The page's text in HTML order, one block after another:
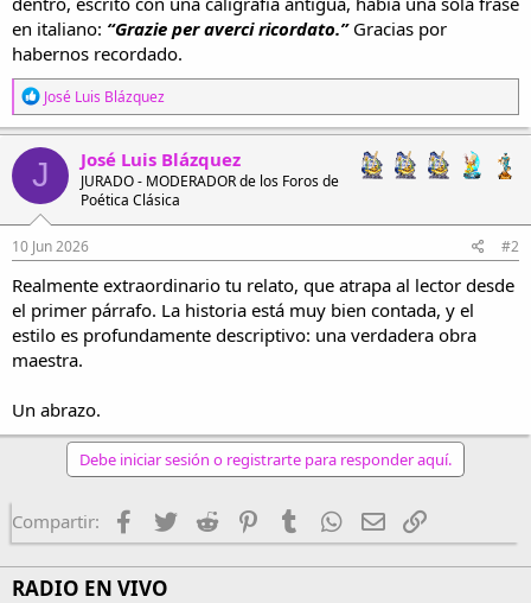
en italiano: “Grazie per averci ricordato.”Gracias por
habernos recordado.
R
e
a
c
c
i
o
n
e
s
:
José Luis Blázquez
J José Luis Blázquez
JURADO - MODERADOR de los Foros de
Poética Clásica
10 Jun 2026 #2
Realmente extraordinario tu relato, que atrapa al lector desde
el primer párrafo. La historia está muy bien contada, y el
estilo es profundamente descriptivo: una verdadera obra
maestra.
Un abrazo.
Debe iniciar sesión o registrarte para responder aquí.
Compartir: Facebook
TwitterReddit PinterestTumblrWhatsApp
EmailEnlace
RADIO EN VIVO